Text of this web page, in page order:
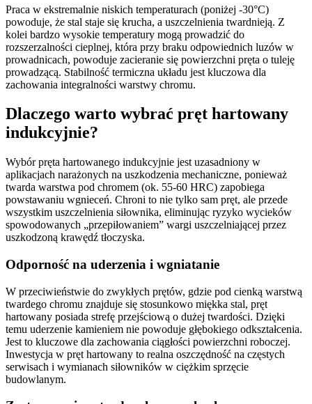
Praca w ekstremalnie niskich temperaturach (poniżej -30°C)
powoduje, że stal staje się krucha, a uszczelnienia twardnieją. Z
kolei bardzo wysokie temperatury mogą prowadzić do
rozszerzalności cieplnej, która przy braku odpowiednich luzów w
prowadnicach, powoduje zacieranie się powierzchni pręta o tuleję
prowadzącą. Stabilność termiczna układu jest kluczowa dla
zachowania integralności warstwy chromu.
Dlaczego warto wybrać pręt hartowany
indukcyjnie?
Wybór pręta hartowanego indukcyjnie jest uzasadniony w
aplikacjach narażonych na uszkodzenia mechaniczne, ponieważ
twarda warstwa pod chromem (ok. 55-60 HRC) zapobiega
powstawaniu wgnieceń. Chroni to nie tylko sam pręt, ale przede
wszystkim uszczelnienia siłownika, eliminując ryzyko wycieków
spowodowanych „przepiłowaniem” wargi uszczelniającej przez
uszkodzoną krawędź tłoczyska.
Odporność na uderzenia i wgniatanie
W przeciwieństwie do zwykłych prętów, gdzie pod cienką warstwą
twardego chromu znajduje się stosunkowo miękka stal, pręt
hartowany posiada strefę przejściową o dużej twardości. Dzięki
temu uderzenie kamieniem nie powoduje głębokiego odkształcenia.
Jest to kluczowe dla zachowania ciągłości powierzchni roboczej.
Inwestycja w pręt hartowany to realna oszczędność na częstych
serwisach i wymianach siłowników w ciężkim sprzęcie
budowlanym.